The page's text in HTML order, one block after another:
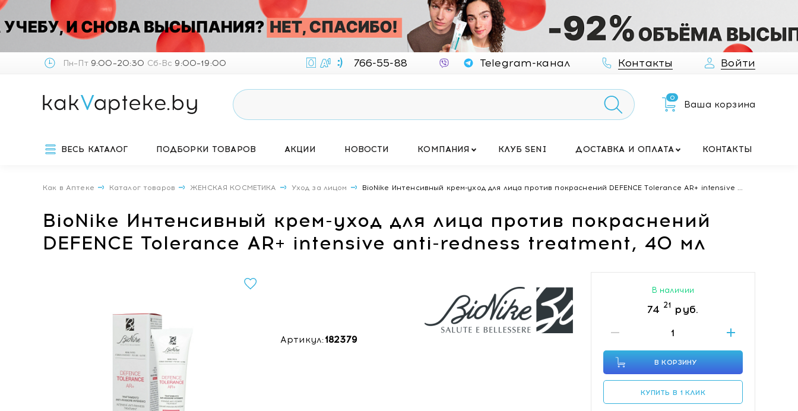
Пн–Пт9:00–20:30 Сб-Вс 9:00–19:00 766-55-88 Telegram-канал Контакты Войти
0
Ваша корзина
ВЕСЬ КАТАЛОГ ПОДБОРКИ ТОВАРОВ АКЦИИ НОВОСТИ КОМПАНИЯ КЛУБ SENI ДОСТАВКА И ОПЛАТА КОНТАКТЫ
Как в Аптеке Каталог товаров ЖЕНСКАЯ КОСМЕТИКА Уход за лицом BioNike Интенсивный крем-уход для лица против покраснений DEFENCE Tolerance AR+ intensive ...
BioNike Интенсивный крем-уход для лица против покраснений
DEFENCE Tolerance AR+ intensive anti-redness treatment, 40 мл
Артикул:182379
В наличии
74 21 руб.
В КОРЗИНУ
КУПИТЬ В 1 КЛИК